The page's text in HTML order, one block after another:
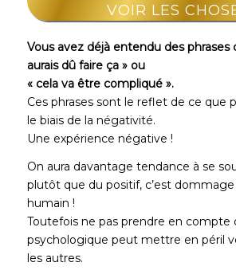
VOIR LES
Vous avez déjà entendu des
aurais dû faire ça » ou
« cela va être compliqué ».
Ces phrases sont le reflet de ce que
le biais de la négativité.
Une expérience négative !
On aura davantage tendance à se
plutôt que du positif, c’est dommage
humain !
Toutefois ne pas prendre en compte
psychologique peut mettre en péril
les autres.